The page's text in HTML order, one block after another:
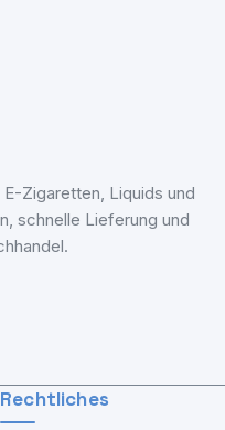
Zigaretten, Liquids und
schnelle Lieferung und
Rechtliches